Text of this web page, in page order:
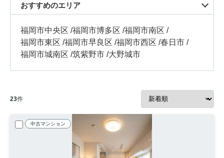
おすすめのエリア
福岡市中央区 /福岡市博多区 /福岡市南区 /
福岡市東区 /福岡市早良区 /福岡市西区 /春日市 /
福岡市城南区 /筑紫野市 /大野城市
23件
中古マンション